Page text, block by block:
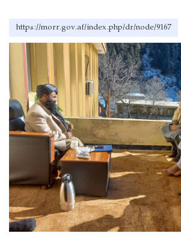
https://morr.gov.af/index.php/dr/node/9167